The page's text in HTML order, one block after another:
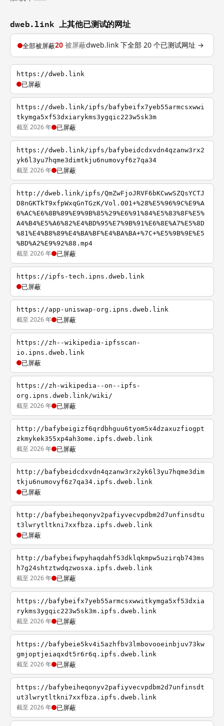
dweb.link 上其他已测试的网址
全部被屏蔽20 被屏蔽dweb.link 下全部 20 个已测试网址 →
https://dweb.link
已屏蔽
https://dweb.link/ipfs/bafybeifx7yeb55armcsxwwi
tkymga5xf53dxiarykms3ygqic223w5sk3m
截至 2026 年 已屏蔽
https://dweb.link/ipfs/bafybeidcdxvdn4qzanw3rx2
yk6l3yu7hqme3dimtkju6numovyf6z7qa34
截至 2026 年 已屏蔽
http://dweb.link/ipfs/QmZwFjoJRVF6bKCwwSZQsYCTJ
D8nGKTkT9xfpWxqGnTGzK/Vol.001+%28%E5%96%9C%E9%A
6%AC%E6%8B%89%E9%9B%85%29%E6%91%84%E5%83%8F%E5%
A4%B4%E5%A6%82%E4%BD%95%E7%9B%91%E6%8E%A7%E5%8D
%81%E4%B8%89%E4%BA%BF%E4%BA%BA+%7C+%E5%9B%9E%E5
%BD%A2%E9%92%88.mp4
截至 2026 年 已屏蔽
https://ipfs-tech.ipns.dweb.link
已屏蔽
https://app-uniswap-org.ipns.dweb.link
截至 2026 年 已屏蔽
https://zh--wikipedia-ipfsscan-
io.ipns.dweb.link
已屏蔽
https://zh-wikipedia--on--ipfs-
org.ipns.dweb.link/wiki/
截至 2026 年 已屏蔽
http://bafybeigizf6qrdbhguu6tyom5x4dzaxuzfiogpt
zkmykek355xp4ah3ome.ipfs.dweb.link
截至 2026 年 已屏蔽
http://bafybeidcdxvdn4qzanw3rx2yk6l3yu7hqme3dim
tkju6numovyf6z7qa34.ipfs.dweb.link
已屏蔽
http://bafybeiheqonyv2pafiyvecvpdbm2d7unfinsdtu
t3lwrytltkni7xxfbza.ipfs.dweb.link
已屏蔽
http://bafybeifwpyhaqdahf53dklqkmpw5uzirqb743ms
h7g24shtztwdqzwosxa.ipfs.dweb.link
截至 2026 年 已屏蔽
https://bafybeifx7yeb55armcsxwwitkymga5xf53dxia
rykms3ygqic223w5sk3m.ipfs.dweb.link
截至 2026 年 已屏蔽
https://bafybeie5kv4i5azhfbv3lmbovooeinbjuv73kw
gmjoptjeiaqxdt5r6r6q.ipfs.dweb.link
截至 2026 年 已屏蔽
https://bafybeiheqonyv2pafiyvecvpdbm2d7unfinsdt
ut3lwrytltkni7xxfbza.ipfs.dweb.link
截至 2026 年 已屏蔽